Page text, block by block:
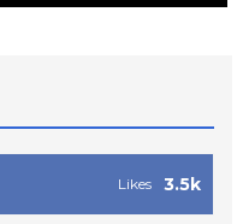
3.5k
Likes